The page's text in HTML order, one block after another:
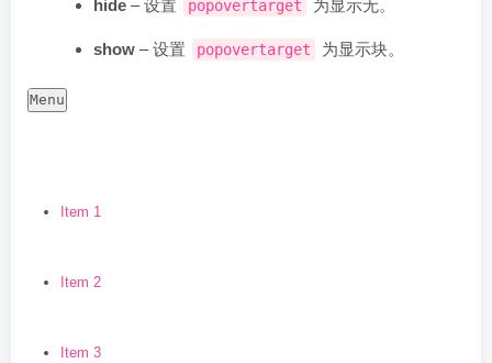
hide – 设置 popovertarget 为显示无。
show – 设置 popovertarget 为显示块。
Menu
Item 1
Item 2
Item 3